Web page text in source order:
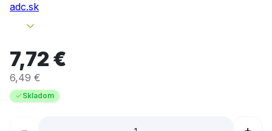
adc.sk
7,72 €
6,49 €
Skladom